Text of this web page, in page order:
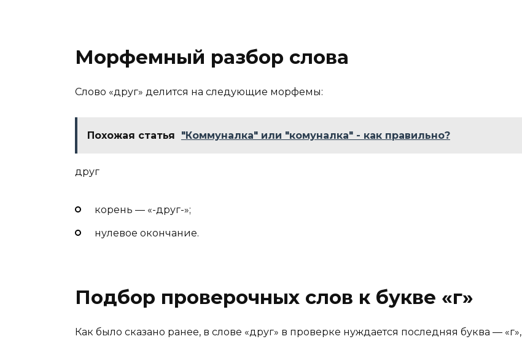
Морфемный разбор слова
Слово «друг» делится на следующие морфемы:
Похожая статья "Коммуналка" или "комуналка" - как правильно?
друг
корень — «-друг-»;
нулевое окончание.
Подбор проверочных слов к букве «г»
Как было сказано ранее, в слове «друг» в проверке нуждается последняя буква — «г»,